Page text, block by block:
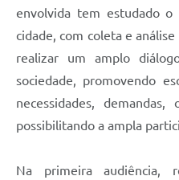
envolvida tem estudado
cidade, com coleta e
realizar um amplo
sociedade, promovendo
necessidades,
possibilitando a ampla
Na primeira audiência,